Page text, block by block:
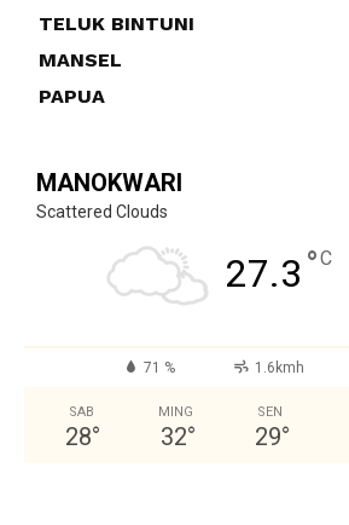
TELUK BINTUNI
MANSEL
PAPUA
MANOKWARI
Scattered Clouds
27.3 °C
71 % 1.6kmh
SAB
28°
MING
32°
SEN
29°